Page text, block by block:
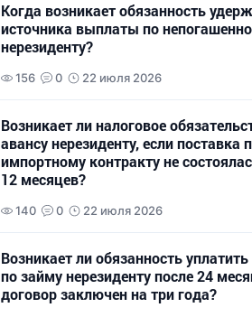
Когда возникает обязанность
источника выплаты по
нерезиденту?
156 0 22 июля 2026
Возникает ли налоговое
авансу нерезиденту, если поставка
импортному контракту не
12 месяцев?
140 0 22 июля 2026
Возникает ли обязанность уплатить
по займу нерезиденту после 24
договор заключен на три года?